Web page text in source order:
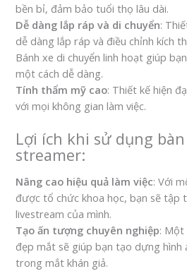
bền bỉ, đảm bảo tuổi thọ lâu dài.
Dễ dàng lắp ráp và di chuyển:
dễ dàng lắp ráp và điều chỉnh kích
Bánh xe di chuyển linh hoạt giúp
một cách dễ dàng.
Tính thẩm mỹ cao: Thiết kế hiện
với mọi không gian làm việc.
Lợi ích khi sử dụng
streamer:
Nâng cao hiệu quả làm việc: Với
được tổ chức khoa học, bạn sẽ tập
livestream của mình.
Tạo ấn tượng chuyên nghiệp: Một
đẹp mắt sẽ giúp bạn tạo dựng hình
trong mắt khán giả.